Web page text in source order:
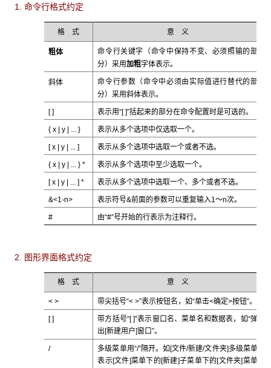
1. 命令行格式约定
格 式 意 义
粗体
命令行关键字（命令中保持不变、必须照输的部
分）采用加粗字体表示。
斜体
命令行参数（命令中必须由实际值进行替代的部
分）采用斜体表示。
[ ] 表示用“[ ]”括起来的部分在命令配置时是可选的。
{ x | y | ... } 表示从多个选项中仅选取一个。
[ x | y | ... ] 表示从多个选项中选取一个或者不选。
{ x | y | ... } * 表示从多个选项中至少选取一个。
[ x | y | ... ] * 表示从多个选项中选取一个、多个或者不选。
&<1-n> 表示符号&前面的参数可以重复输入1～n次。
# 由“#”号开始的行表示为注释行。
2. 图形界面格式约定
格 式 意 义
< > 带尖括号“< >”表示按钮名，如“单击<确定>按钮”。
[ ]
带方括号“[ ]”表示窗口名、菜单名和数据表，如“弹
出[新建用户]窗口”。
/
多级菜单用“/”隔开。如[文件/新建/文件夹]多级菜单
表示[文件]菜单下的[新建]子菜单下的[文件夹]菜单